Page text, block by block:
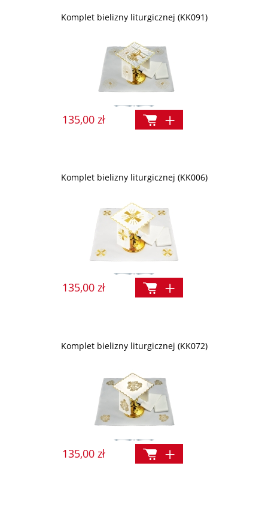
Komplet bielizny liturgicznej (KK091)
135,00 zł
Komplet bielizny liturgicznej (KK006)
135,00 zł
Komplet bielizny liturgicznej (KK072)
135,00 zł